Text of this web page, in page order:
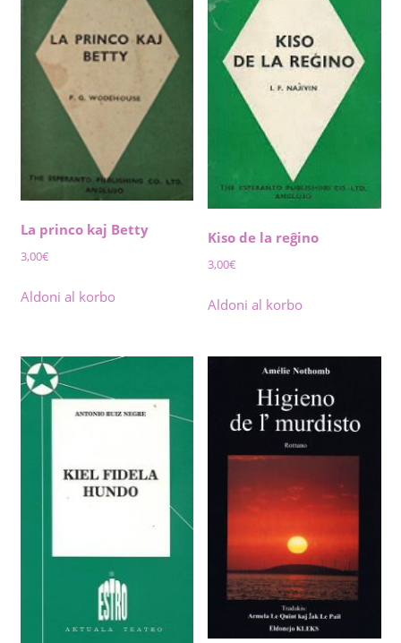
La princo kaj Betty
3,00€
Aldoni al korbo
Kiso de la reĝino
3,00€
Aldoni al korbo